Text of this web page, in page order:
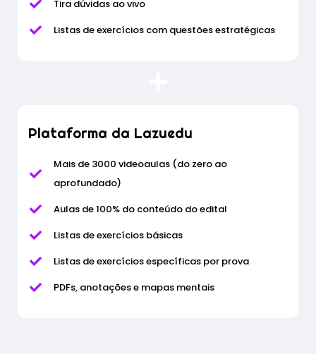
Tira dúvidas ao vivo
Listas de exercícios com questões estratégicas
Plataforma da Lazuedu
Mais de 3000 videoaulas (do zero ao
aprofundado)
Aulas de 100% do conteúdo do edital
Listas de exercícios básicas
Listas de exercícios específicas por prova
PDFs, anotações e mapas mentais